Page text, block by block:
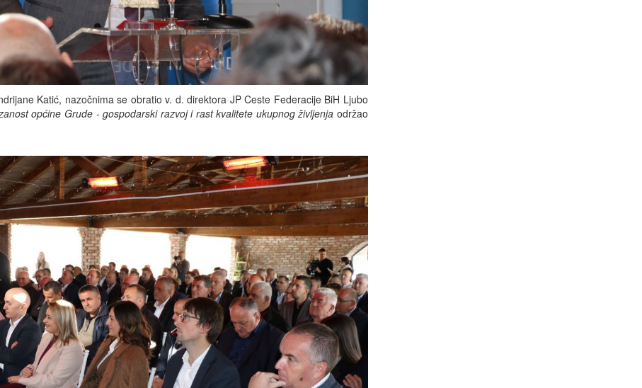
Katić, nazočnima se obratio v. d. direktora JP Ceste Federacije BiH Ljubo
općine Grude - gospodarski razvoj i rast kvalitete ukupnog življenja održao